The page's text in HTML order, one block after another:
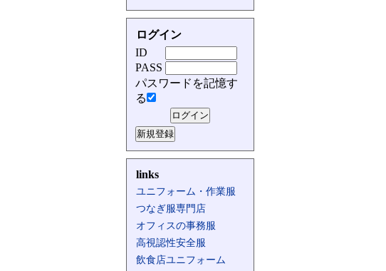
ログイン
ID
PASS
パスワードを記憶す
る
links
ユニフォーム・作業服
つなぎ服専門店
オフィスの事務服
高視認性安全服
飲食店ユニフォーム